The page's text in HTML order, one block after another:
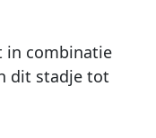
in combinatie
dit stadje tot